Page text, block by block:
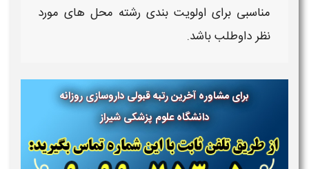
مناسبی برای اولویت بندی رشته محل های مورد
نظر داوطلب باشد.
برای مشاوره آخرین رتبه قبولی داروسازی روزانه
دانشگاه علوم پزشکیشیراز